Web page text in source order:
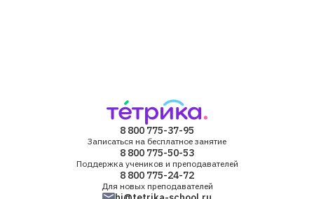
8 800 775-37-95
Записаться на бесплатное занятие
8 800 775-50-53
Поддержка учеников и преподавателей
8 800 775-24-72
Для новых преподавателей